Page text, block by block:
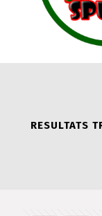
RESULTATS